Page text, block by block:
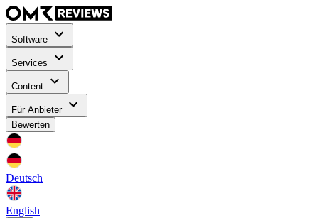
Software
Services
Content
Für Anbieter
Bewerten
Deutsch
English